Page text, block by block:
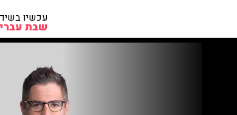
עכשיו
שבת